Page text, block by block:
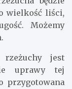
wielkość liści,
Możemy
rzeżuchy jest
uprawy tej
przygotowana